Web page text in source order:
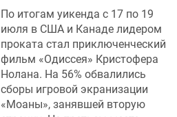
По итогам уикенда с 17 по 19
июля в США и Канаде лидером
проката стал приключенческий
фильм «Одиссея» Кристофера
Нолана. На 56% обвалились
сборы игровой экранизации
«Моаны», занявшей вторую